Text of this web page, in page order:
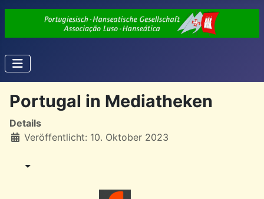
Portugal in Mediatheken
Details
Veröffentlicht: 10. Oktober 2023